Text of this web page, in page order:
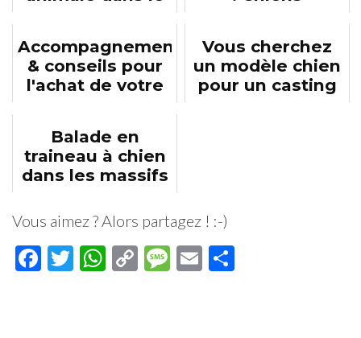
Accompagnement
& conseils pour
l'achat de votre
Vous cherchez
un modèle chien
pour un casting
Balade en
traineau à chien
dans les massifs
Vous aimez ? Alors partagez ! :-)
Facebook
Twitter
WhatsApp
CopyMessage
Email